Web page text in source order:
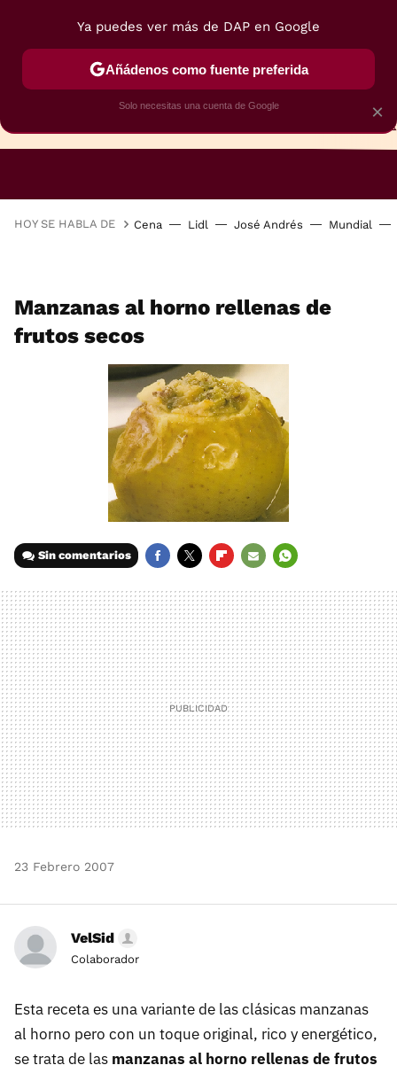
HOY SE HABLA DE Cena Lidl José Andrés Mundial
Manzanas al horno rellenas de
frutos secos
Sin comentarios
MAIL
23 Febrero 2007
VelSid
Colaborador
Esta receta es una variante de las clásicas manzanas
al horno pero con un toque original, rico y energético,
se trata de las manzanas al horno rellenas de frutos
×
Ya puedes ver más de DAP en Google
Añádenos como fuente preferida
Solo necesitas una cuenta de Google